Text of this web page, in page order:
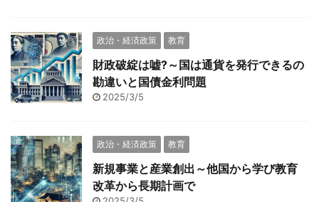
政治・経済政策 教育
財政破綻は嘘?～国は通貨を発行できるの
勘違いと国債金利問題
2025/3/5
政治・経済政策 教育
新規事業と産業創出～他国から学び教育
改革から長期計画で